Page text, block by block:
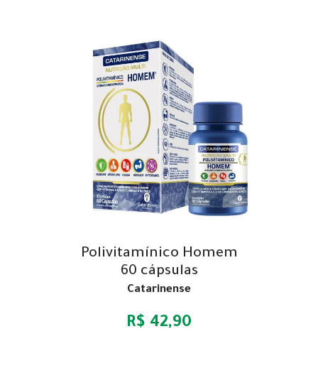
Polivitamínico Homem
60 cápsulas
Catarinense
R$ 42,90